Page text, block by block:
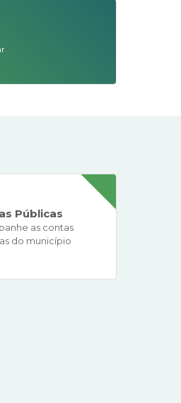
Públicas
as contas
do município